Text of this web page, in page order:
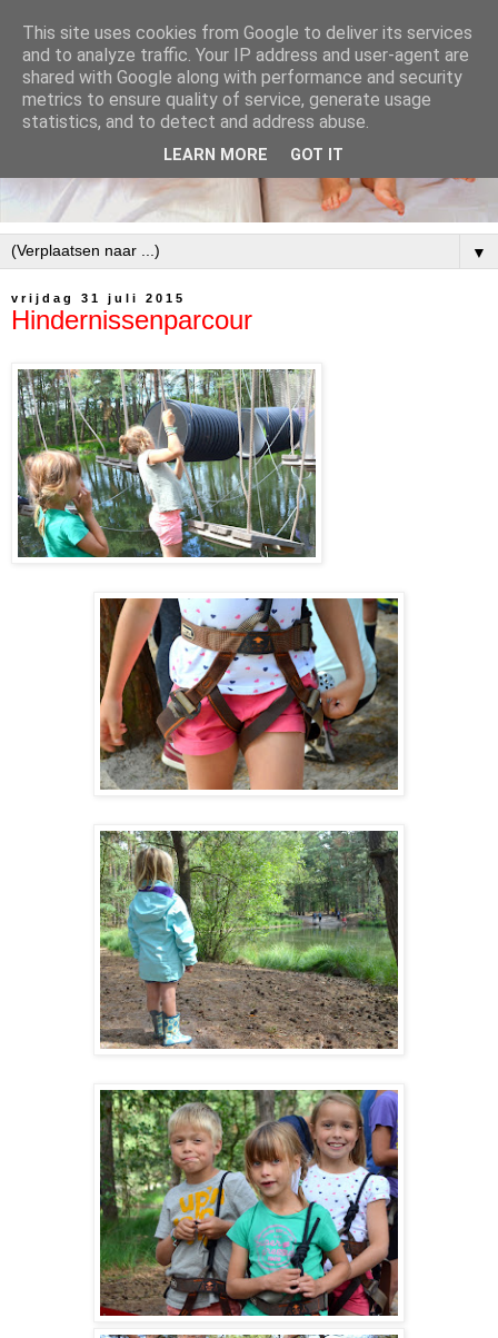
▼
vrijdag 31 juli 2015
Hindernissenparcour
This site uses cookies from Google to deliver its services
and to analyze traffic. Your IP address and user-agent are
shared with Google along with performance and security
metrics to ensure quality of service, generate usage
statistics, and to detect and address abuse.
LEARN MORE GOT IT